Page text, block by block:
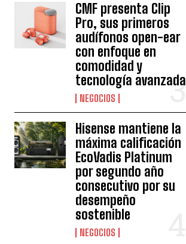
CMF presenta Clip
Pro, sus primeros
audífonos open-ear
con enfoque en
comodidad y
tecnología avanzada
NEGOCIOS
Hisense mantiene la
máxima calificación
EcoVadis Platinum
por segundo año
consecutivo por su
desempeño
sostenible
NEGOCIOS